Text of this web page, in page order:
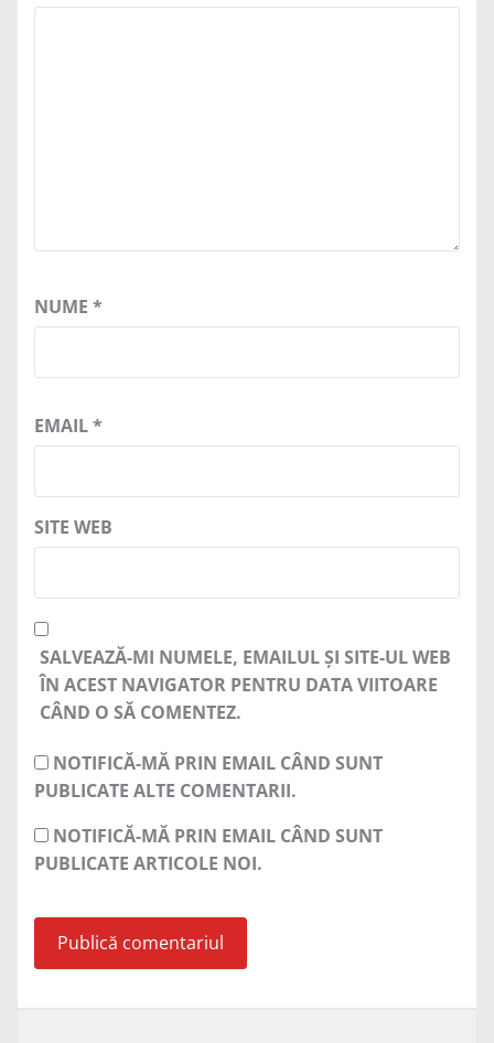
NUME *
EMAIL*
SITE WEB
SALVEAZĂ-MI NUMELE, EMAILUL ȘI SITE-UL WEB
ÎN ACEST NAVIGATOR PENTRU DATA VIITOARE
CÂND O SĂ COMENTEZ.
NOTIFICĂ-MĂ PRIN EMAIL CÂND SUNT
PUBLICATE ALTE COMENTARII.
NOTIFICĂ-MĂ PRIN EMAIL CÂND SUNT
PUBLICATE ARTICOLE NOI.